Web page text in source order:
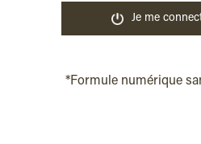
Je me
*Formule numérique